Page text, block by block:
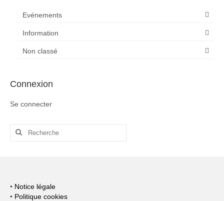
Evénements
Information
Non classé
Connexion
Se connecter
Rechercher
• Notice légale
• Politique cookies